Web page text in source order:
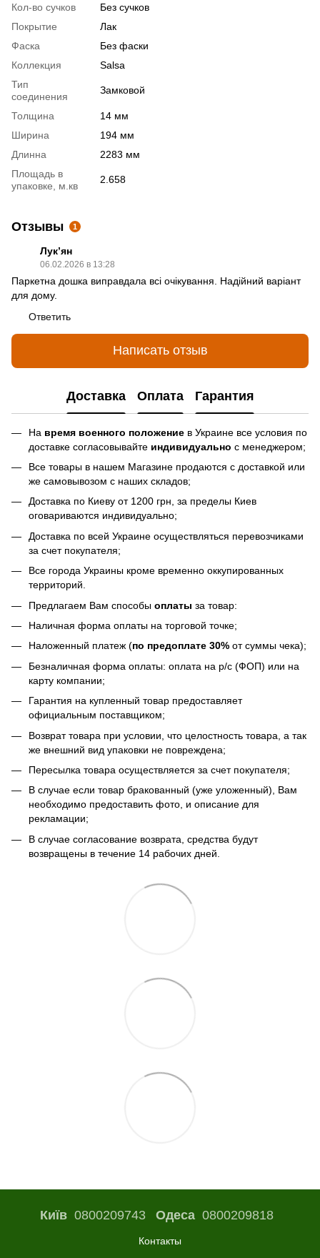
Кол-во сучков
Без сучков
Покрытие
Лак
Фаска
Без фаски
Коллекция
Salsa
Тип
соединения
Замковой
Толщина
14 мм
Ширина
194 мм
Длинна
2283 мм
Площадь в
упаковке, м.кв
2.658
Отзывы 1
Лук’ян
06.02.2026 в 13:28
Паркетна дошка виправдала всі очікування. Надійний варіант
для дому.
Ответить
Написать отзыв
Доставка Оплата Гарантия
На время военного положение в Украине все условия по
доставке согласовывайте индивидуально с менеджером;
Все товары в нашем Магазине продаются с доставкой или
же самовывозом с наших складов;
Доставка по Киеву от 1200 грн, за пределы Киев
оговариваются индивидуально;
Доставка по всей Украине осуществляться перевозчиками
за счет покупателя;
Все города Украины кроме временно оккупированных
территорий.
Предлагаем Вам способы оплаты за товар:
Наличная форма оплаты на торговой точке;
Наложенный платеж (по предоплате 30% от суммы чека);
Безналичная форма оплаты: оплата на р/с (ФОП) или на
карту компании;
Гарантия на купленный товар предоставляет
официальным поставщиком;
Возврат товара при условии, что целостность товара, а так
же внешний вид упаковки не повреждена;
Пересылка товара осуществляется за счет покупателя;
В случае если товар бракованный (уже уложенный), Вам
необходимо предоставить фото, и описание для
рекламации;
В случае согласование возврата, средства будут
возвращены в течение 14 рабочих дней.
Київ0800209743 Одеса0800209818
Контакты